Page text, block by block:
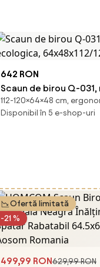
642 RON
Scaun de birou Q-
ecologica, 64x48x112/
112-120×64×48 cm,
Disponibil în 5 e-shop-uri
Ofertă limitată
-21 %
499,99 RON629,99 RON